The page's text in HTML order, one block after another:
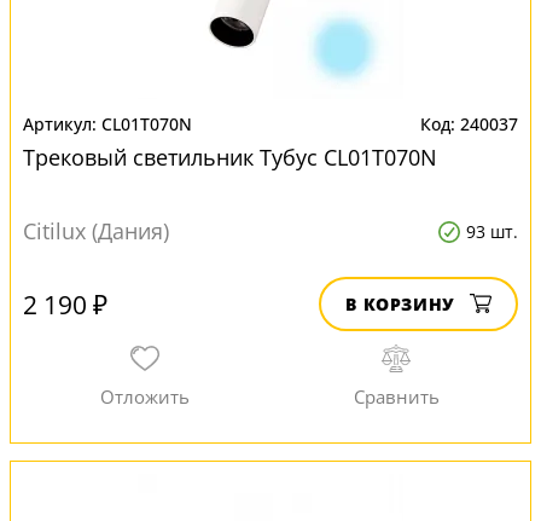
CL01T070N 240037
Трековый светильник Тубус CL01T070N
Citilux (Дания) 93 шт.
2 190 ₽ В КОРЗИНУ